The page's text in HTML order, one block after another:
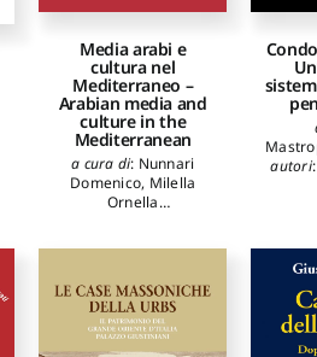
Media arabi e
cultura nel
Mediterraneo –
Arabian media and
culture in the
Mediterranean
a cura di: Nunnari
Domenico, Milella
Ornella
Roberta,Russo Rosario
Maria,Bova Giuseppe
autori:
Ugo,
De
Fedeli
,